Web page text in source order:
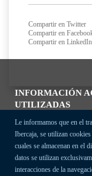
INFORMACIÓN
UTILIZADAS
Le informamos que en el
Ibercaja, se utilizan
cuales se almacenan en el
datos se utilizan
interacciones de la
Compartir en Twitter
Compartir en
Compartir en LinkedIn